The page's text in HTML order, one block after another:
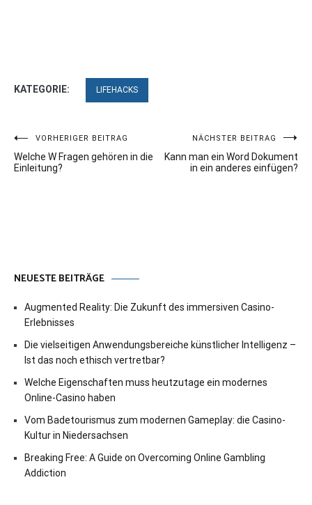
KATEGORIE: LIFEHACKS
Beitragsnavigation
VORHERIGER BEITRAG
Welche W Fragen gehören in die
Einleitung?
NÄCHSTER BEITRAG
Kann man ein Word Dokument
in ein anderes einfügen?
NEUESTE BEITRÄGE
Augmented Reality: Die Zukunft des immersiven Casino-
Erlebnisses
Die vielseitigen Anwendungsbereiche künstlicher Intelligenz –
Ist das noch ethisch vertretbar?
Welche Eigenschaften muss heutzutage ein modernes
Online-Casino haben
Vom Badetourismus zum modernen Gameplay: die Casino-
Kultur in Niedersachsen
Breaking Free: A Guide on Overcoming Online Gambling
Addiction